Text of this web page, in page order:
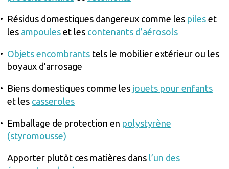
Résidus domestiques dangereux comme les piles et
les ampoules et les contenants d’aérosols
Objets encombrants tels le mobilier extérieur ou les
boyaux d’arrosage
Biens domestiques comme les jouets pour enfants
et les casseroles
Emballage de protection en polystyrène
(styromousse)
Apporter plutôt ces matières dans l’un des